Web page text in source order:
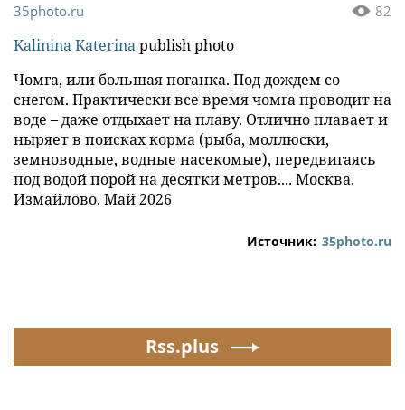
82
35photo.ru
Kalinina Katerinapublish photo
Чомга, или большая поганка. Под дождем со
снегом. Практически все время чомга проводит на
воде – даже отдыхает на плаву. Отлично плавает и
ныряет в поисках корма (рыба, моллюски,
земноводные, водные насекомые), передвигаясь
под водой порой на десятки метров.... Москва.
Измайлово. Май 2026
Источник: 35photo.ru
Rss.plus